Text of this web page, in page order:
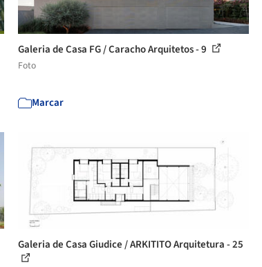
Galeria de Casa FG / Caracho Arquitetos - 9
Foto
Marcar
Galeria de Casa Giudice / ARKITITO Arquitetura - 25